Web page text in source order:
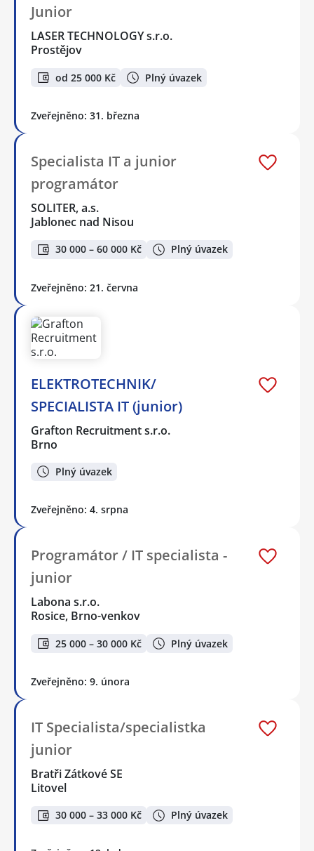
Junior
LASER TECHNOLOGY s.r.o.
Prostějov
od 25 000 Kč Plný úvazek
Zveřejněno: 31. března
Specialista IT a junior
programátor
SOLITER, a.s.
Jablonec nad Nisou
30 000 – 60 000 Kč Plný úvazek
Zveřejněno: 21. června
ELEKTROTECHNIK/
SPECIALISTA IT (junior)
Grafton Recruitment s.r.o.
Brno
Plný úvazek
Zveřejněno: 4. srpna
Programátor / IT specialista -
junior
Labona s.r.o.
Rosice, Brno-venkov
25 000 – 30 000 Kč Plný úvazek
Zveřejněno: 9. února
IT Specialista/specialistka
junior
Bratři Zátkové SE
Litovel
30 000 – 33 000 Kč Plný úvazek